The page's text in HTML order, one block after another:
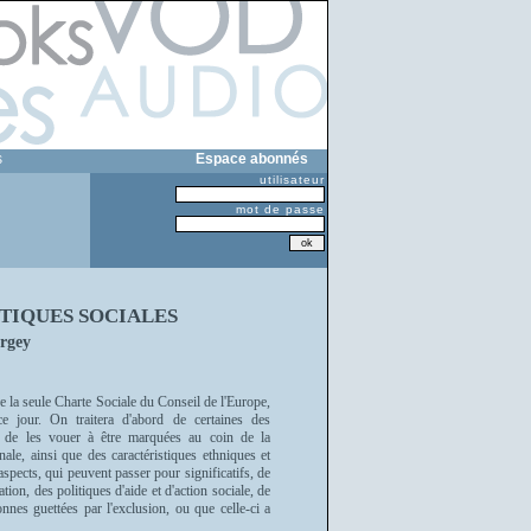
Espace abonnés
utilisateur
mot de passe
SOCIALES
la seule Charte Sociale du Conseil de l'Europe,
jour. On traitera d'abord de certaines des
de les vouer à être marquées au coin de la
ainsi que des caractéristiques ethniques et
qui peuvent passer pour significatifs, de
des politiques d'aide et d'action sociale, de
guettées par l'exclusion, ou que celle-ci a